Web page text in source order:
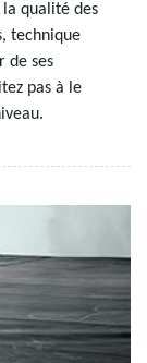
la qualité des
technique
de ses
pas à le